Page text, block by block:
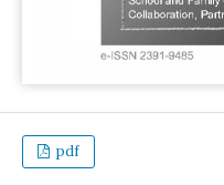
pdf